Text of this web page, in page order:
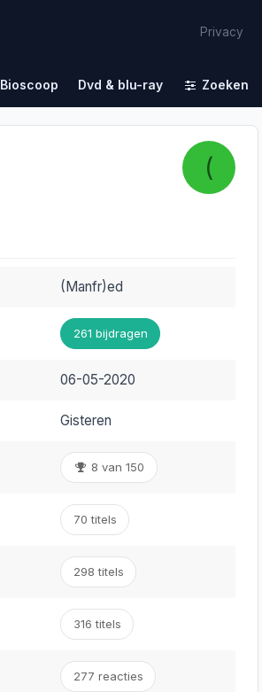
Privacy
Bioscoop Dvd & blu-ray Zoeken
(
(Manfr)ed
261 bijdragen
06-05-2020
Gisteren
8 van 150
70 titels
298 titels
316 titels
277 reacties